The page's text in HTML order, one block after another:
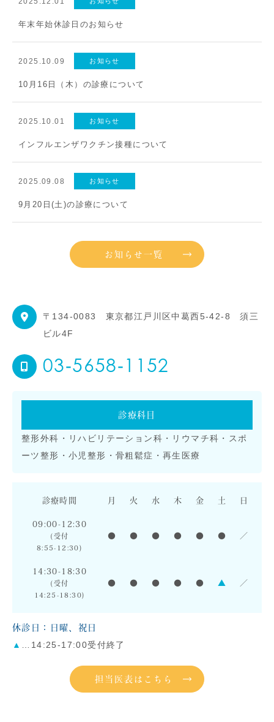
年末年始休診日のお知らせ
2025.10.09 お知らせ
10月16日（木）の診療について
2025.10.01 お知らせ
インフルエンザワクチン接種について
2025.09.08 お知らせ
9月20日(土)の診療について
お知らせ一覧
〒134-0083
東京都江戸川区中葛西5-42-8 須三
ビル4F
03‐5658‐1152
診療科目
整形外科・リハビリテーション科・リウマチ科・スポ
ーツ整形・小児整形・骨粗鬆症・再生医療
診療時間 月 火 水 木 金 土 日
09:00-12:30
(受付
8:55-12:30)
● ● ● ● ● ● ／
14:30-18:30
(受付
14:25-18:30)
● ● ● ● ● ▲ ／
休診日：日曜、祝日
▲ …14:25-17:00受付終了
担当医表はこちら